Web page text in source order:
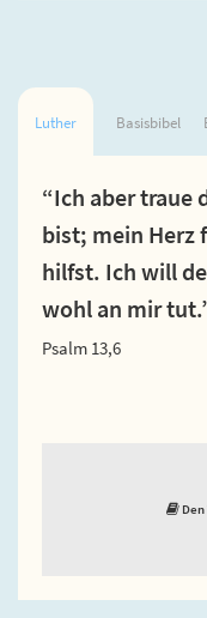
Luther Basisbibel
“Ich aber traue
bist; mein Herz
hilfst. Ich will
wohl an mir
Psalm 13,6